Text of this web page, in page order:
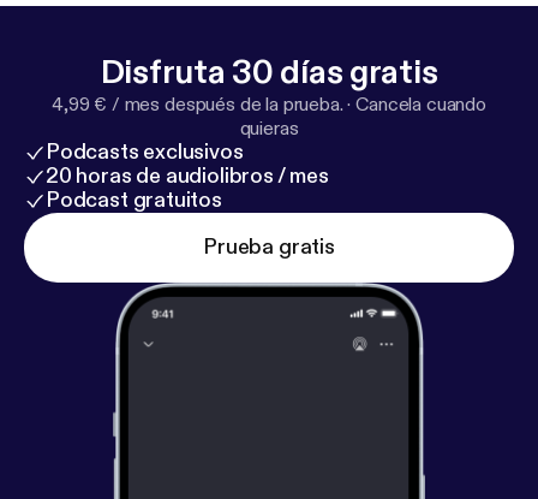
Disfruta 30 días gratis
4,99 € / mes después de la prueba. ·Cancela cuando
quieras
Podcasts exclusivos
20 horas de audiolibros / mes
Podcast gratuitos
Prueba gratis